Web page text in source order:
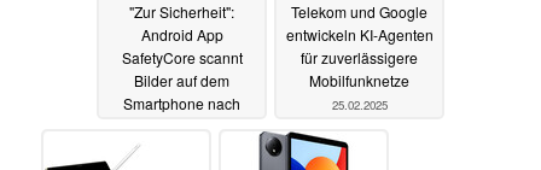
"Zur Sicherheit":
Android App
SafetyCore scannt
Bilder auf dem
Smartphone nach
Telekom und Google
entwickeln KI-Agenten
für zuverlässigere
Mobilfunknetze
25.02.2025